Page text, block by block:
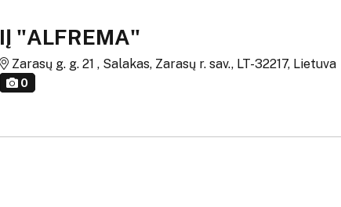
IĮ "ALFREMA"
Zarasų g. g. 21 , Salakas, Zarasų r. sav., LT-32217, Lietuva
0